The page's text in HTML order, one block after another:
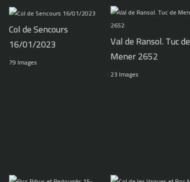
Col de Sencours
16/01/2023
79 Images
Val de Ransol. Tuc de
Mener 2652
23 Images